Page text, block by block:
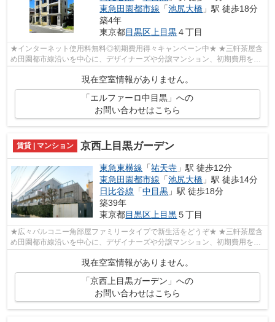
東急田園都市線 「池尻大橋 」駅 徒歩18分
築4年
東京都目黒区上目黒４丁目
★インターネット使用料無料◎初期費用得々キャンペーン中★ ★三軒茶屋含
め田園都市線沿いを中心に、デザイナーズや分譲マンション、初期費用を抑
現在空室情報がありません。
「エルファーロ中目黒」への
お問い合わせはこちら
賃貸 | マンション 京西上目黒ガーデン
東急東横線 「祐天寺 」駅 徒歩12分
東急田園都市線 「池尻大橋 」駅 徒歩14分
日比谷線 「中目黒 」駅 徒歩18分
築39年
東京都目黒区上目黒５丁目
★広々バルコニー角部屋ファミリータイプで新生活をどうぞ★ ★三軒茶屋含
め田園都市線沿いを中心に、デザイナーズや分譲マンション、初期費用を抑
現在空室情報がありません。
「京西上目黒ガーデン」への
お問い合わせはこちら